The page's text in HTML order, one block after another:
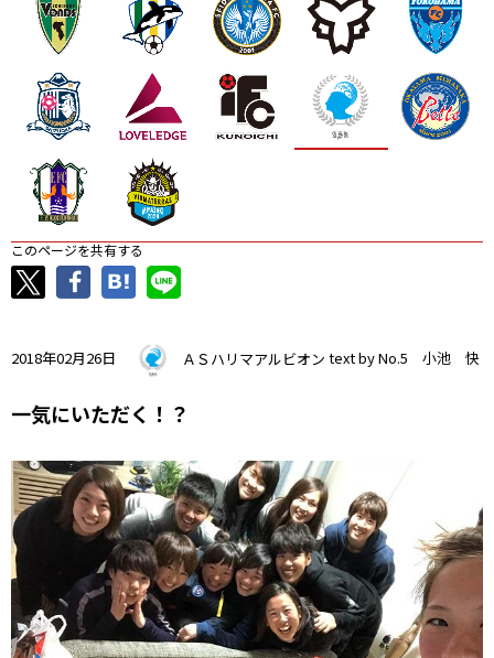
このページを共有する
2018年02月26日 ＡＳハリマアルビオン text by No.5 小池 快
一気にいただく！？